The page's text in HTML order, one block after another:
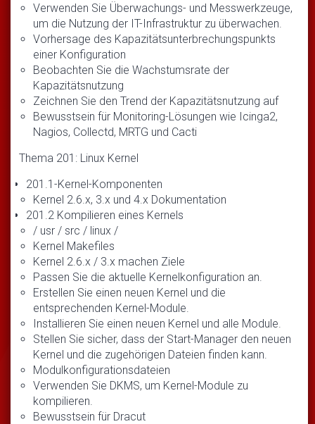
Verwenden Sie Überwachungs- und Messwerkzeuge,
um die Nutzung der IT-Infrastruktur zu überwachen.
Vorhersage des Kapazitätsunterbrechungspunkts
einer Konfiguration
Beobachten Sie die Wachstumsrate der
Kapazitätsnutzung
Zeichnen Sie den Trend der Kapazitätsnutzung auf
Bewusstsein für Monitoring-Lösungen wie Icinga2,
Nagios, Collectd, MRTG und Cacti
Thema 201: Linux Kernel
201.1-Kernel-Komponenten
Kernel 2.6.x, 3.x und 4.x Dokumentation
201.2 Kompilieren eines Kernels
/ usr / src / linux /
Kernel Makefiles
Kernel 2.6.x / 3.x machen Ziele
Passen Sie die aktuelle Kernelkonfiguration an.
Erstellen Sie einen neuen Kernel und die
entsprechenden Kernel-Module.
Installieren Sie einen neuen Kernel und alle Module.
Stellen Sie sicher, dass der Start-Manager den neuen
Kernel und die zugehörigen Dateien finden kann.
Modulkonfigurationsdateien
Verwenden Sie DKMS, um Kernel-Module zu
kompilieren.
Bewusstsein für Dracut